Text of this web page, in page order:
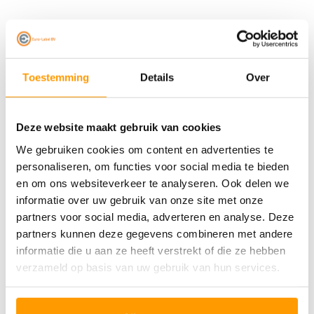
Toestemming Details Over
Deze website maakt gebruik van cookies
We gebruiken cookies om content en advertenties te
personaliseren, om functies voor social media te bieden
en om ons websiteverkeer te analyseren. Ook delen we
informatie over uw gebruik van onze site met onze
partners voor social media, adverteren en analyse. Deze
partners kunnen deze gegevens combineren met andere
informatie die u aan ze heeft verstrekt of die ze hebben
verzameld op basis van uw gebruik van hun services.
Specificaties
Formaat: 76 x 25 mm
Kleur: wit
Wij geloven dat een goede samenwerking verder gaat
dan een bestelling.
je passen?